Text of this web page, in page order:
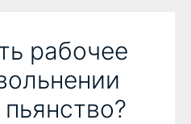
рабочее